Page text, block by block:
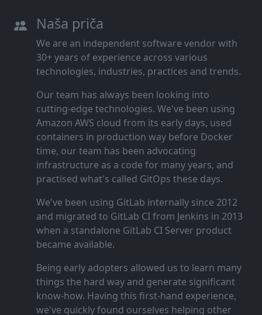
Naša priča
We are an independent software vendor with
30+ years of experience across various
technologies, industries, practices and trends.
Our team has always been looking into
cutting‑edge technologies. We've been using
Amazon AWS cloud from its early days, used
containers in production way before Docker
time, our team has been advocating
infrastructure as a code for many years, and
practised what's called GitOps these days.
We've been using GitLab internally since 2012
and migrated to GitLab CI from Jenkins in 2013
when a standalone GitLab CI Server product
became available.
Being early adopters allowed us to learn many
things the hard way and generate significant
know‑how. Having this first‑hand experience,
we've quickly found ourselves helping other